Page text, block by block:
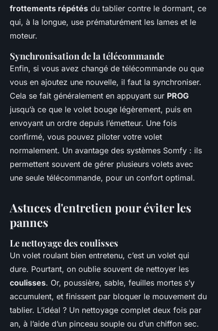
frottements répétés du tablier contre le dormant, ce
qui, à la longue, use prématurément les lames et le
moteur.
Synchronisation de la télécommande
Enfin, si vous avez changé de télécommande ou que
vous en ajoutez une nouvelle, il faut la synchroniser.
Cela se fait généralement en appuyant sur PROG
jusqu’à ce que le volet bouge légèrement, puis en
envoyant un ordre depuis l’émetteur. Une fois
confirmé, vous pouvez piloter votre volet
normalement. Un avantage des systèmes Somfy : ils
permettent souvent de gérer plusieurs volets avec
une seule télécommande, pour un confort optimal.
Astuces d'entretien pour éviter les
pannes
Le nettoyage des coulisses
Un volet roulant bien entretenu, c’est un volet qui
dure. Pourtant, on oublie souvent de nettoyer les
coulisses. Or, poussière, sable, feuilles mortes s’y
accumulent, et finissent par bloquer le mouvement du
tablier. L’idéal ? Un nettoyage complet deux fois par
an, à l’aide d’un pinceau souple ou d’un chiffon sec.